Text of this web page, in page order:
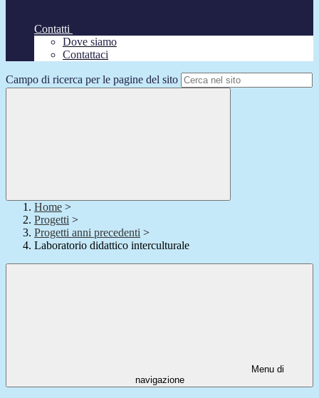
Contatti
Dove siamo
Contattaci
Campo di ricerca per le pagine del sito
Home >
Progetti >
Progetti anni precedenti >
Laboratorio didattico interculturale
Menu di
navigazione